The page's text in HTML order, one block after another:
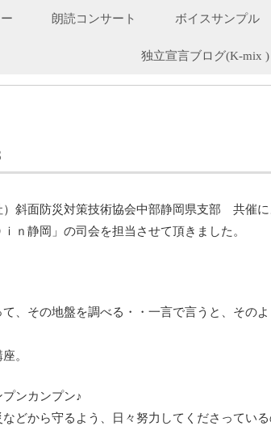
朗読コンサート ボイスサンプル
独立宣言ブログ(K-mix )
）斜面防災対策技術協会中部静岡県支部 共催に
ｎ静岡」の司会を担当させて頂きました。
て、その地盤を調べる・・一言で言うと、その
。
ンカンプン♪
どから守るよう、日々努力してくださっている